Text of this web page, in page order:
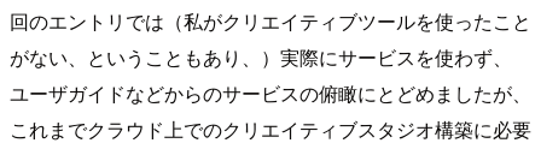
回のエントリでは（私がクリエイティブツールを使ったこと
がない、ということもあり、）実際にサービスを使わず、
ユーザガイドなどからのサービスの俯瞰にとどめましたが、
これまでクラウド上でのクリエイティブスタジオ構築に必要